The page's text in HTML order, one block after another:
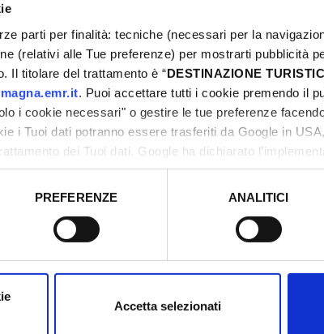
parti per finalità: tecniche (necessari per la
(relativi alle Tue preferenze) per mostrarti pubblicità
Il titolare del trattamento è “DESTINAZIONE
. Puoi accettare tutti i cookie premendo il
i cookie necessari" o gestire le tue preferenze
i Tuoi dati potranno essere trasferiti da Google in
dei Tuoi dati. Google ha dichiarato
che abbiamo valutato essere sufficienti.
PREFERENZE ANALITICI
Accetta selezionati
Eventi Primavera 2025
Municipalité